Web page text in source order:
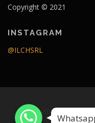
Copyright © 2021
INSTAGRAM
@ILCHSRL
Copyright © 2026
Whatsapp
Whatsapp